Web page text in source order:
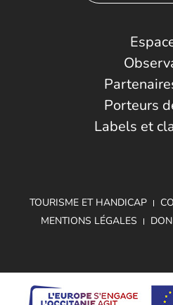
Porteurs
Labels et
TOURISME ET HANDICAP
MENTIONS LÉGALES